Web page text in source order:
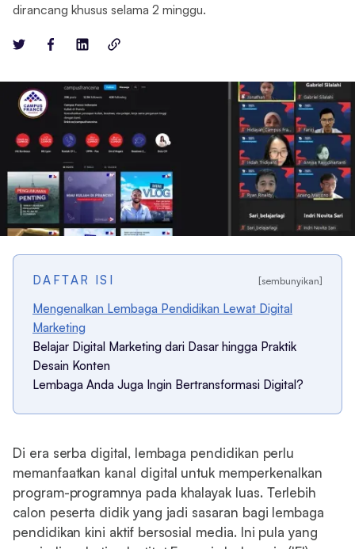
dirancang khusus selama 2 minggu.
DAFTAR ISI [sembunyikan]
Mengenalkan Lembaga Pendidikan Lewat Digital
Marketing
Belajar Digital Marketing dari Dasar hingga Praktik
Desain Konten
Lembaga Anda Juga Ingin Bertransformasi Digital?
Di era serba digital, lembaga pendidikan perlu
memanfaatkan kanal digital untuk memperkenalkan
program-programnya pada khalayak luas. Terlebih
calon peserta didik yang jadi sasaran bagi lembaga
pendidikan kini aktif bersosial media. Ini pula yang